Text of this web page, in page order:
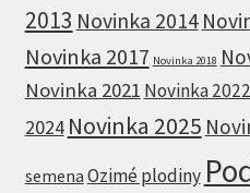
2013 Novinka 2014
Novinka 2017 Novinka 2018
Novinka 2021 Novinka 2022
2024 Novinka 2025
semena Ozimé plodiny